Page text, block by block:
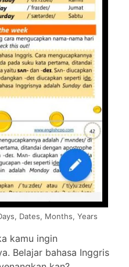
Dates, Months, Years
kamu ingin
Belajar bahasa Inggris